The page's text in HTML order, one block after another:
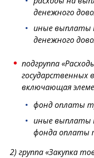
денежного
иные выплаты
денежного
подгруппа
включающая
фонд оплаты
иные выплаты
фонда оплаты
2) группа «Закупка